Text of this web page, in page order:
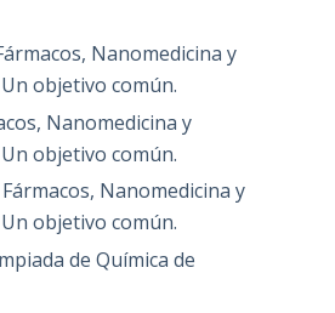
Nanomedicina y
objetivo común.
Nanomedicina y
objetivo común.
Fármacos, Nanomedicina y
objetivo común.
de Química de